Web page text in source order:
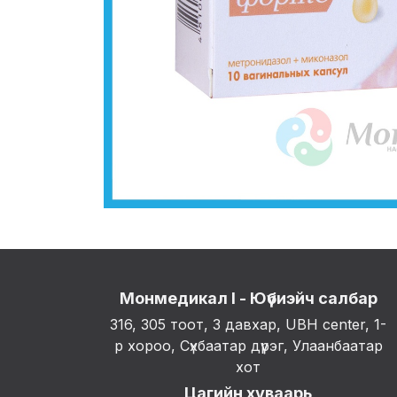
Монмедикал I - Юүбиэйч салбар
316, 305 тоот, 3 давхар, UBH center, 1-
р хороо, Сүхбаатар дүүрэг, Улаанбаатар
хот